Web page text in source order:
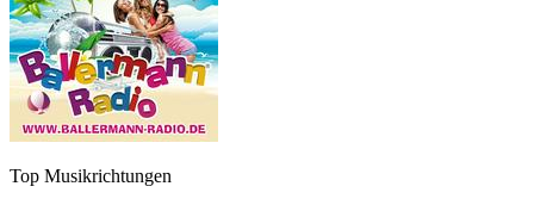
Top Musikrichtungen